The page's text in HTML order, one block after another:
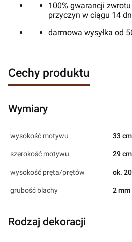
100% gwarancji
przyczyn w ciągu 14
darmowa wysyłka od
Cechy produktu
Wymiary
wysokość motywu 33 cm
szerokość motywu 29 cm
wysokość pręta/prętów ok.
grubość blachy 2 mm
Rodzaj dekoracji